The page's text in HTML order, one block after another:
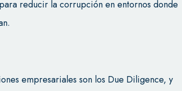
reducir la corrupción en entornos donde
empresariales son los Due Diligence, y